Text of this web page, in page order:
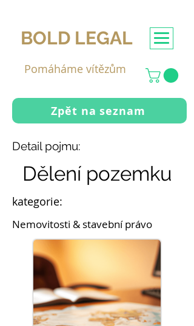
BOLD LEGAL
Pomáháme vítězům
Zpět na seznam
Detail pojmu:
Dělení pozemku
kategorie:
Nemovitosti & stavební právo